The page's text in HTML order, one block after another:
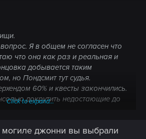
Я в общем не согласен что
что она как раз и реальная и
добывается таким
но Пондсмит тут судья.
60% и квесты закончились.
докрутить недостающие до
Click to expand...
могиле джонни вы выбрали